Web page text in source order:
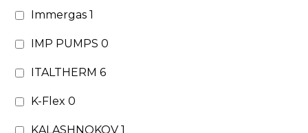
Immergas1
IMP PUMPS0
ITALTHERM6
K-Flex0
KALASHNOKOV1